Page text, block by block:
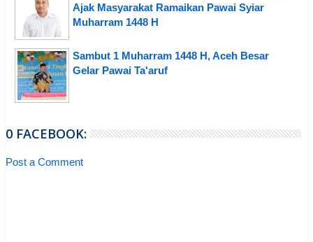
Ajak Masyarakat Ramaikan Pawai Syiar
Muharram 1448 H
Sambut 1 Muharram 1448 H, Aceh Besar
Gelar Pawai Ta'aruf
0 FACEBOOK:
Post a Comment